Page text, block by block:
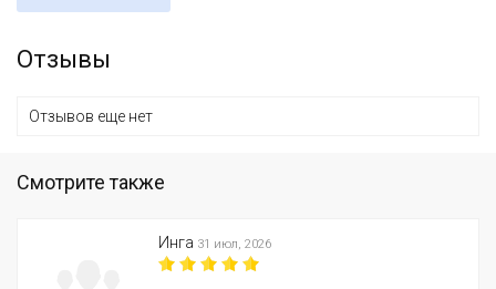
Отзывы
Отзывов еще нет
Смотрите также
Инга 31 июл, 2026